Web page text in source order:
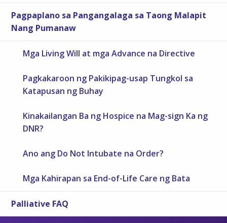
Pagpaplano sa Pangangalaga sa Taong Malapit
Nang Pumanaw
Mga Living Will at mga Advance na Directive
Pagkakaroon ng Pakikipag-usap Tungkol sa
Katapusan ng Buhay
Kinakailangan Ba ng Hospice na Mag-sign Ka ng
DNR?
Ano ang Do Not Intubate na Order?
Mga Kahirapan sa End-of-Life Care ng Bata
Palliative FAQ